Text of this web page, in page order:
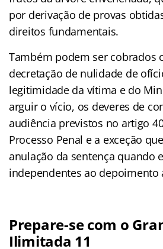
por derivação de provas
direitos fundamentais.
Também podem ser cobrados
decretação de nulidade de
legitimidade da vítima e do
arguir o vício, os deveres de
audiência previstos no artigo
Processo Penal e a exceção
anulação da sentença quando
independentes ao depoimento
Prepare-se com o
Ilimitada 11